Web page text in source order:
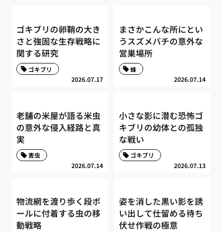
ゴキブリの卵鞘の大き
さと強固な生存戦略に
関する研究
2026.07.17
ゴキブリ
まさかこんな所にとい
うスズメバチの意外な
営巣場所
2026.07.14
蜂
老舗の米屋が語る米虫
の意外な侵入経路と真
実
2026.07.14
害虫
小さな影に潜む恐怖ゴ
キブリの幼体との孤独
な戦い
2026.07.13
ゴキブリ
物流網を渡り歩く段ボ
ールに付着する虫の移
動戦略
姿を消した黒い影を誘
い出して仕留める待ち
伏せ作戦の極意